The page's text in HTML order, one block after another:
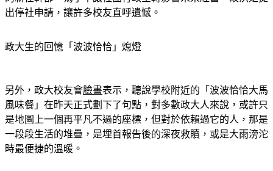
出停社申請，讓許多校友直呼遺憾。
政大生的回憶「波波恰恰」熄燈
另外，政大校友會臉書表示，聽說學校附近的「波波恰恰大馬
風味餐」在昨天正式劃下了句點，對多數政大人來說，或許只
是地圖上一個再平凡不過的座標，但對於依賴過它的人，那是
一段段生活的堆疊，是埋首報告後的深夜救贖，或是大雨滂沱
時最便捷的溫暖。